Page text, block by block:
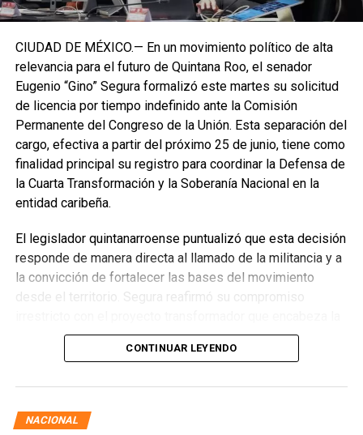
CIUDAD DE MÉXICO.— En un movimiento político de alta
relevancia para el futuro de Quintana Roo, el senador
Eugenio “Gino” Segura formalizó este martes su solicitud
de licencia por tiempo indefinido ante la Comisión
Permanente del Congreso de la Unión. Esta separación del
cargo, efectiva a partir del próximo 25 de junio, tiene como
finalidad principal su registro para coordinar la Defensa de
la Cuarta Transformación y la Soberanía Nacional en la
entidad caribeña.
El legislador quintanarroense puntualizó que esta decisión
responde de manera directa al llamado de la militancia y a
la convicción de fortalecer las bases del movimiento
desde el territorio. Segura reafirmó su compromiso
presidenta de la República, Claudia Sheinbaum Pardo,
asegurando que la consolidación del bienestar social
CONTINUAR LEYENDO
NACIONAL